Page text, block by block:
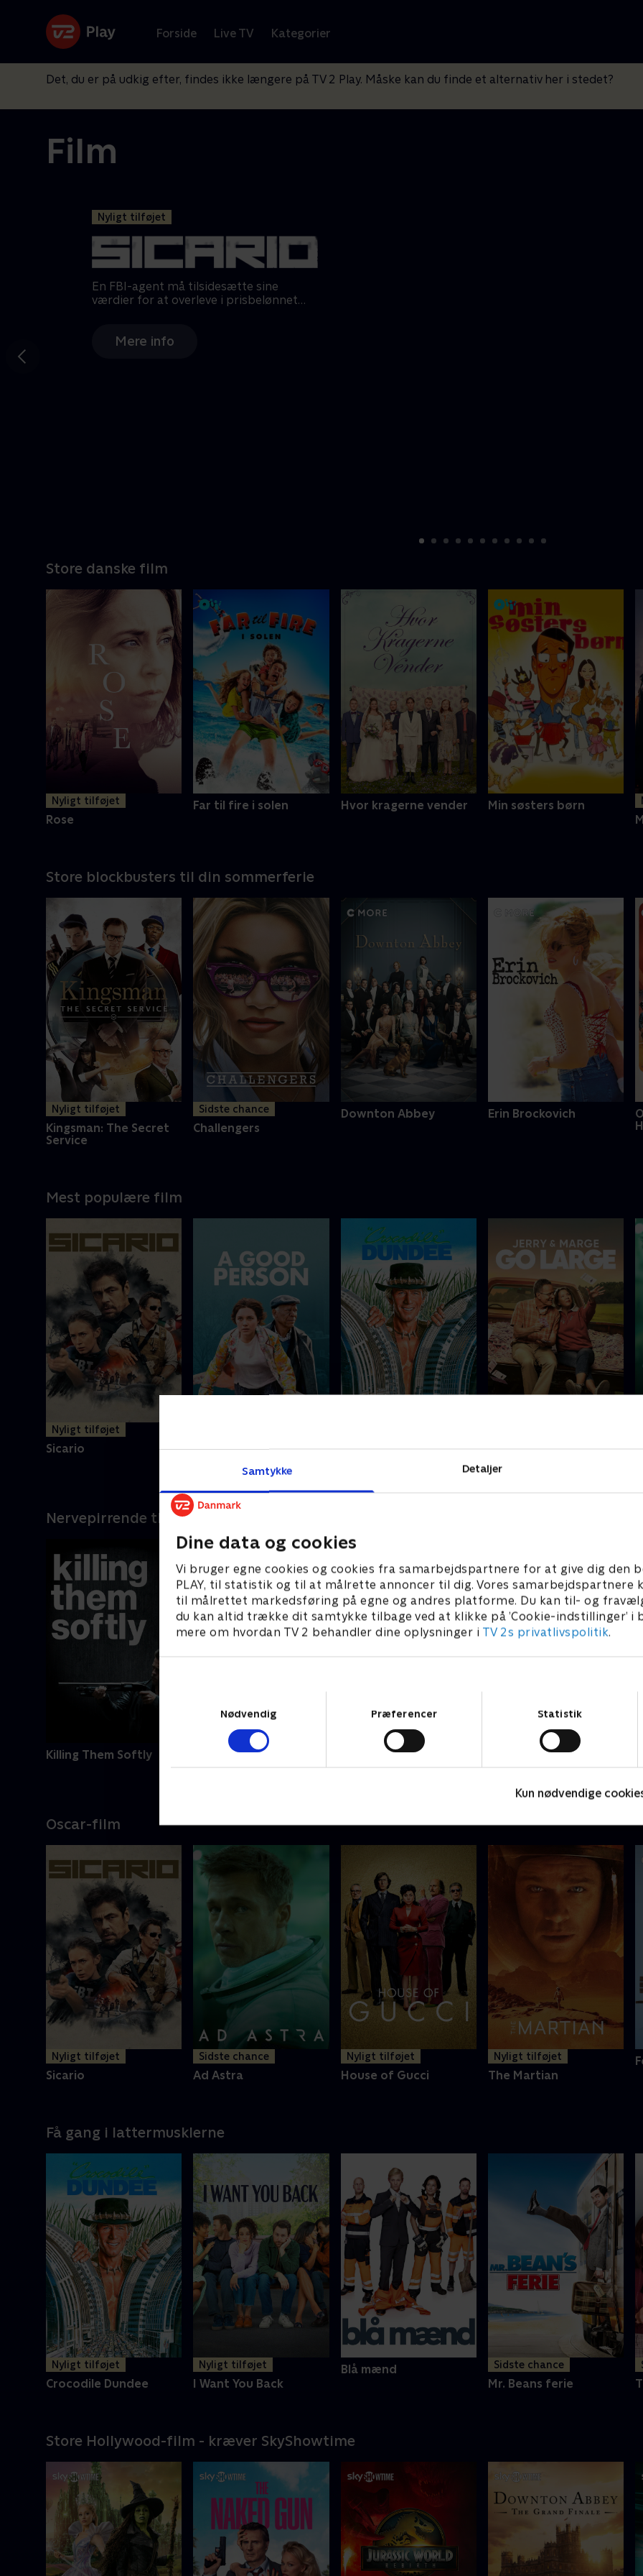
Samtykke Detaljer
Dine data og cookies
Vi bruger egne cookies og cookies fra samarbejdspartnere for at give dig den
PLAY, til statistik og til at målrette annoncer til dig. Vores samarbejdspartnere
til målrettet markedsføring på egne og andres platforme. Du kan til- og
du kan altid trække dit samtykke tilbage ved at klikke på ’Cookie-indstillinger’ i
mere om hvordan TV 2 behandler dine oplysninger i TV 2s privatlivspolitik.
Nødvendig
Præferencer Statistik
Kun nødvendige
Forside Live TV Kategorier
Det, du er på udkig efter, findes ikke længere på TV 2 Play. Måske kan du finde et alternativ her i stedet?
Film
En FBI-agent må tilsidesætte sine
værdier for at overleve i prisbelønnet
Mere info
Gå til
Store danske film
Nyligt tilføjet
Rose
Far til fire i solen Hvor kragerne vender Min søsters børn
Store blockbusters til din sommerferie
Nyligt tilføjet
Kingsman: The Secret
Service
Sidste chance
Challengers
Downton Abbey Erin Brockovich
Mest populære film
Nyligt tilføjet
Sicario A Good Person
Nervepirrende thrillers
Killing Them Softly Beck - Fra asken (53)
Beck - Den usynlige
Beck - Dødvande (50)
Oscar-film
Nyligt tilføjet
Sicario
Sidste chance
Ad Astra
Nyligt tilføjet
House of Gucci
Nyligt tilføjet
The Martian
Få gang i lattermusklerne
Nyligt tilføjet
Crocodile Dundee
Nyligt tilføjet
I Want You Back
Blå mænd Sidste chance
Mr. Beans ferie
Store Hollywood-film - kræver SkyShowtime